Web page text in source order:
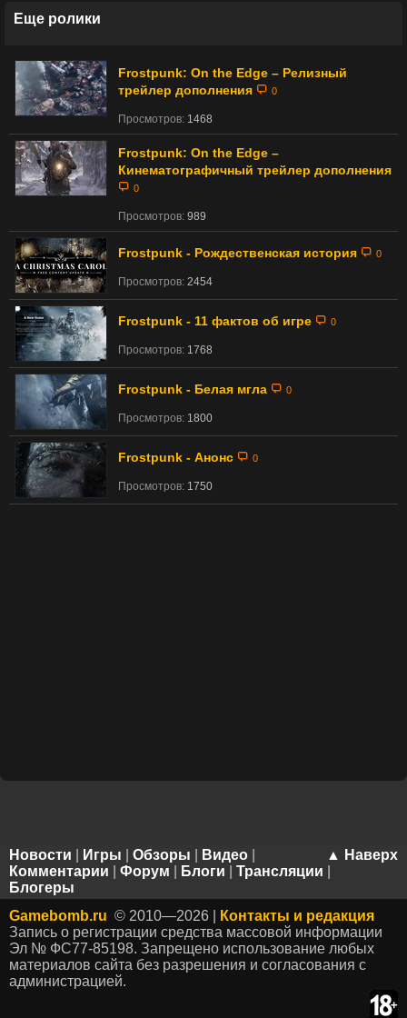
Еще ролики
Frostpunk: On the Edge – Релизный
трейлер дополнения
0
Просмотров: 1468
Frostpunk: On the Edge –
Кинематографичный трейлер дополнения
0
Просмотров: 989
Frostpunk - Рождественская история 0
Просмотров: 2454
Frostpunk - 11 фактов об игре 0
Просмотров: 1768
Frostpunk - Белая мгла 0
Просмотров: 1800
Frostpunk - Анонс 0
Просмотров: 1750
▲ Наверх
Новости Игры Обзоры Видео
Комментарии
Форум Блоги Трансляции
Блогеры
Gamebomb.ru © 2010—2026 |
Контакты и редакция
Запись о регистрации средства массовой информации
Эл № ФС77-85198. Запрещено использование любых
материалов сайта без разрешения и согласования с
администрацией.